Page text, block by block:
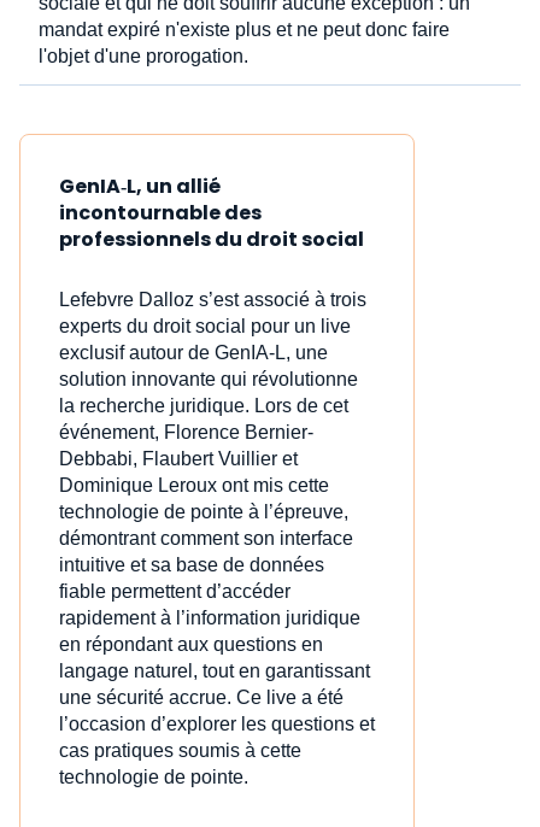
mandat expiré n'existe plus et ne peut donc faire
l'objet d'une prorogation.
GenIA‑L, un allié
incontournable des
professionnels du droit social
Lefebvre Dalloz s’est associé à trois
experts du droit social pour un live
exclusif autour de GenIA‑L, une
solution innovante qui révolutionne
la recherche juridique. Lors de cet
événement, Florence Bernier-
Debbabi, Flaubert Vuillier et
Dominique Leroux ont mis cette
technologie de pointe à l’épreuve,
démontrant comment son interface
intuitive et sa base de données
fiable permettent d’accéder
rapidement à l’information juridique
en répondant aux questions en
langage naturel, tout en garantissant
une sécurité accrue. Ce live a été
l’occasion d’explorer les questions et
cas pratiques soumis à cette
technologie de pointe.